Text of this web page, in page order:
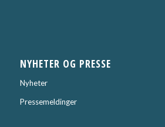
NYHETER OG PRESSE
Nyheter
Pressemeldinger